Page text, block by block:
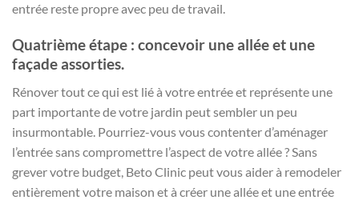
entrée reste propre avec peu de travail.
Quatrième étape : concevoir une allée et une
façade assorties.
Rénover tout ce qui est lié à votre entrée et représente une
part importante de votre jardin peut sembler un peu
insurmontable. Pourriez-vous vous contenter d’aménager
l’entrée sans compromettre l’aspect de votre allée ? Sans
grever votre budget, Beto Clinic peut vous aider à remodeler
entièrement votre maison et à créer une allée et une entrée